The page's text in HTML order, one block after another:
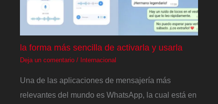
la forma más sencilla de activarla y usarla
Deja un comentario / Internacional
Una de las aplicaciones de mensajería más
relevantes del mundo es WhatsApp, la cual está en